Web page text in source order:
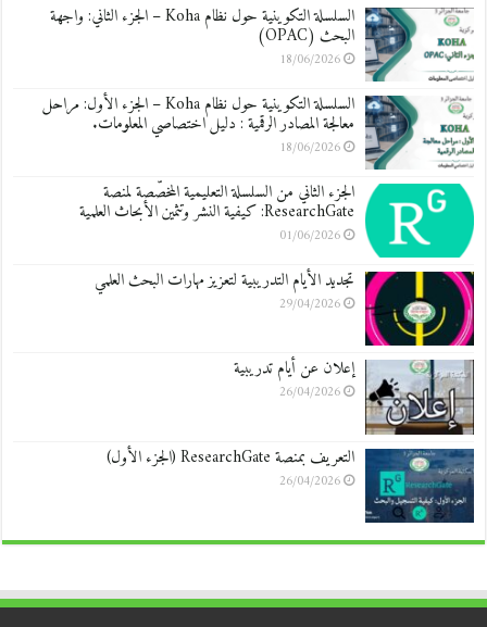
السلسلة التكوينية حول نظام Koha – الجزء الثاني: واجهة
البحث (OPAC)
18/06/2026
السلسلة التكوينية حول نظام Koha – الجزء الأول: مراحل
معالجة المصادر الرقمية : دليل اختصاصي المعلومات.
18/06/2026
الجزء الثاني من السلسلة التعليمية المخصّصة لمنصة
ResearchGate: كيفية النشر وتثمين الأبحاث العلمية
01/06/2026
تجديد الأيام التدريبية لتعزيز مهارات البحث العلمي
29/04/2026
إعلان عن أيام تدريبية
26/04/2026
التعريف بمنصة ResearchGate (الجزء الأول)
26/04/2026